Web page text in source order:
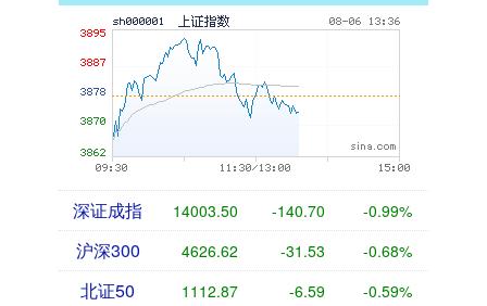
深证成指 14003.50 -140.70 -0.99%
沪深300 4626.62 -31.53 -0.68%
北证50 1112.87 -6.59 -0.59%